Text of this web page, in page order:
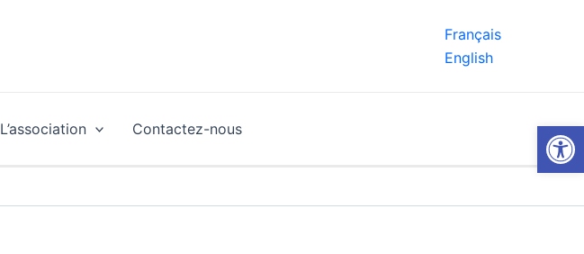
Ouvrir
Français
English
L’association Contactez-nous